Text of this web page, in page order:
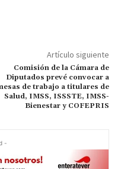
Artículo siguiente
Comisión de la Cámara de
Diputados prevé convocar a
de trabajo a titulares de
Salud, IMSS, ISSSTE, IMSS-
Bienestar y COFEPRIS
-